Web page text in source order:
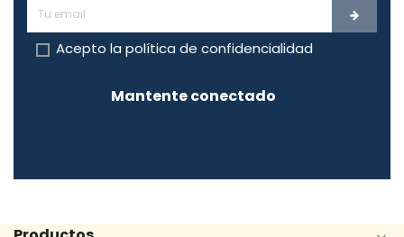
Acepto la política de confidencialidad
Mantente conectado